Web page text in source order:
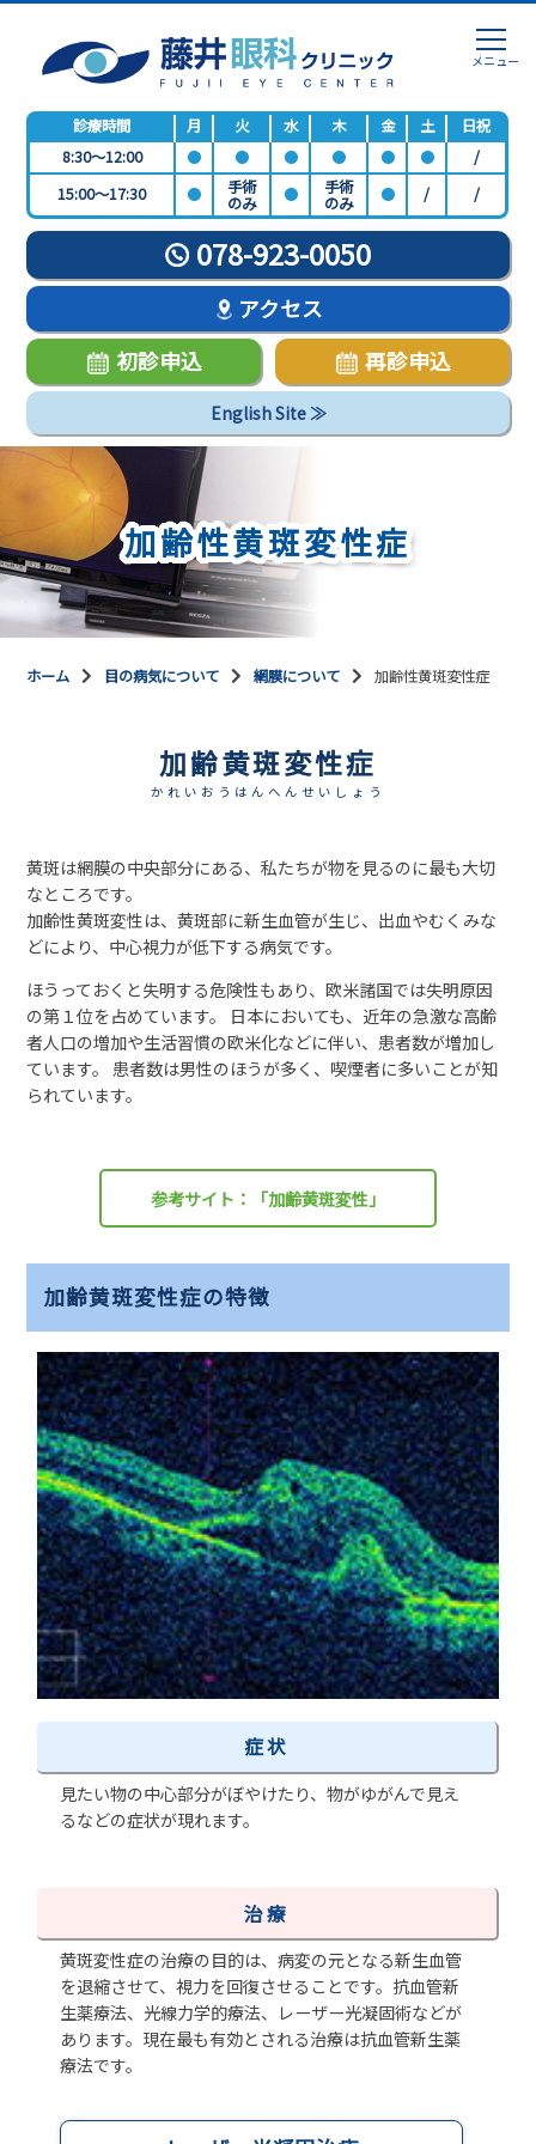
診療時間 月 火 水 木 金 土
日祝
8:30～12:00
● ● ● ● ● ●
/
15:00～17:30
● 手術
のみ ● 手術
のみ ● / /
078-923-0050
アクセス
初診申込
再診申込
English Site ≫
加齢性黄斑変性症
ホーム 目の病気について 網膜について 加齢性黄斑変性症
加齢黄斑変性症
かれいおうはんへんせいしょう
黄斑は網膜の中央部分にある、私たちが物を見るのに最も大切
なところです。
加齢性黄斑変性は、黄斑部に新生血管が生じ、出血やむくみな
どにより、中心視力が低下する病気です。
ほうっておくと失明する危険性もあり、欧米諸国では失明原因
の第１位を占めています。 日本においても、近年の急激な高齢
者人口の増加や生活習慣の欧米化などに伴い、患者数が増加し
ています。 患者数は男性のほうが多く、喫煙者に多いことが知
られています。
参考サイト：「加齢黄斑変性」
加齢黄斑変性症の特徴
症状
見たい物の中心部分がぼやけたり、物がゆがんで見え
るなどの症状が現れます。
治療
黄斑変性症の治療の目的は、病変の元となる新生血管
を退縮させて、視力を回復させることです。抗血管新
生薬療法、光線力学的療法、レーザー光凝固術などが
あります。現在最も有効とされる治療は抗血管新生薬
療法です。